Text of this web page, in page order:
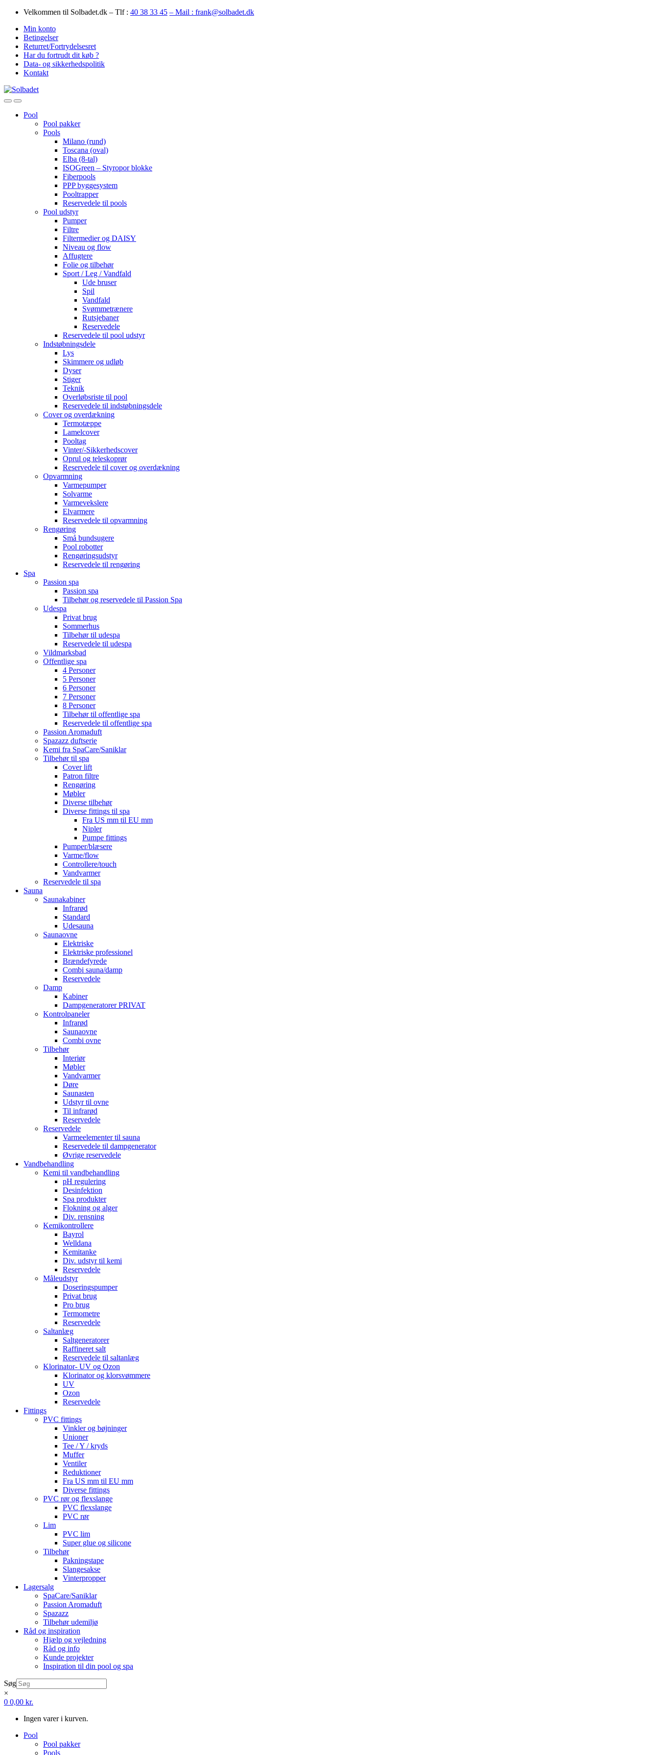
Skip
navigation
Skip
content
Velkommen til Solbadet.dk – Tlf : 40 38 33 45 – Mail : frank@solbadet.dk
Min konto
Betingelser
Returret/Fortrydelsesret
Har du fortrudt dit køb ?
Data- og sikkerhedspolitik
Kontakt
OpenClose
Pool
Pool pakker
Pools
Milano (rund)
Toscana (oval)
Elba (8-tal)
ISOGreen – Styropor blokke
Fiberpools
PPP byggesystem
Pooltrapper
Reservedele til pools
Pool udstyr
Pumper
Filtre
Filtermedier og DAISY
Niveau og flow
Affugtere
Folie og tilbehør
Sport / Leg / Vandfald
Ude bruser
Spil
Vandfald
Svømmetrænere
Rutsjebaner
Reservedele
Reservedele til pool udstyr
Indstøbningsdele
Lys
Skimmere og udløb
Dyser
Stiger
Teknik
Overløbsriste til pool
Reservedele til indstøbningsdele
Cover og overdækning
Termotæppe
Lamelcover
Pooltag
Vinter/-Sikkerhedscover
Oprul og teleskoprør
Reservedele til cover og overdækning
Opvarmning
Varmepumper
Solvarme
Varmevekslere
Elvarmere
Reservedele til opvarmning
Rengøring
Små bundsugere
Pool robotter
Rengøringsudstyr
Reservedele til rengøring
Spa
Passion spa
Passion spa
Tilbehør og reservedele til Passion Spa
Udespa
Privat brug
Sommerhus
Tilbehør til udespa
Reservedele til udespa
Vildmarksbad
Offentlige spa
4 Personer
5 Personer
6 Personer
7 Personer
8 Personer
Tilbehør til offentlige spa
Reservedele til offentlige spa
Passion Aromaduft
Spazazz duftserie
Kemi fra SpaCare/Saniklar
Tilbehør til spa
Cover lift
Patron filtre
Rengøring
Møbler
Diverse tilbehør
Diverse fittings til spa
Fra US mm til EU mm
Nipler
Pumpe fittings
Pumper/blæsere
Varme/flow
Controllere/touch
Vandvarmer
Reservedele til spa
Sauna
Saunakabiner
Infrarød
Standard
Udesauna
Saunaovne
Elektriske
Elektriske professionel
Brændefyrede
Combi sauna/damp
Reservedele
Damp
Kabiner
Dampgeneratorer PRIVAT
Kontrolpaneler
Infrarød
Saunaovne
Combi ovne
Tilbehør
Interiør
Møbler
Vandvarmer
Døre
Saunasten
Udstyr til ovne
Til infrarød
Reservedele
Reservedele
Varmeelementer til sauna
Reservedele til dampgenerator
Øvrige reservedele
Vandbehandling
Kemi til vandbehandling
pH regulering
Desinfektion
Spa produkter
Flokning og alger
Div. rensning
Kemikontrollere
Bayrol
Welldana
Kemitanke
Div. udstyr til kemi
Reservedele
Måleudstyr
Doseringspumper
Privat brug
Pro brug
Termometre
Reservedele
Saltanlæg
Saltgeneratorer
Raffineret salt
Reservedele til saltanlæg
Klorinator- UV og Ozon
Klorinator og klorsvømmere
UV
Ozon
Reservedele
Fittings
PVC fittings
Vinkler og bøjninger
Unioner
Tee / Y / kryds
Muffer
Ventiler
Reduktioner
Fra US mm til EU mm
Diverse fittings
PVC rør og flexslange
PVC flexslange
PVC rør
Lim
PVC lim
Super glue og silicone
Tilbehør
Pakningstape
Slangesakse
Vinterpropper
Lagersalg
SpaCare/Saniklar
Passion Aromaduft
Spazazz
Tilbehør udemiljø
Råd og inspiration
Hjælp og vejledning
Råd og info
Kunde projekter
Inspiration til din pool og spa
Søg
×
0 0,00 kr.
Ingen varer i kurven.
Pool
Pool pakker
Pools